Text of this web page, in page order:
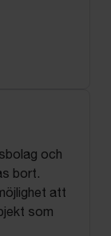
och
bort.
att
som